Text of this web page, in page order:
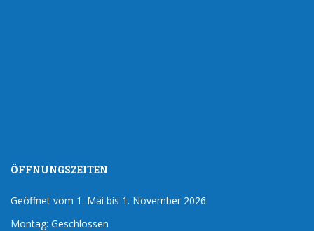
ÖFFNUNGSZEITEN
Geöffnet vom 1. Mai bis 1. November 2026:
Montag: Geschlossen